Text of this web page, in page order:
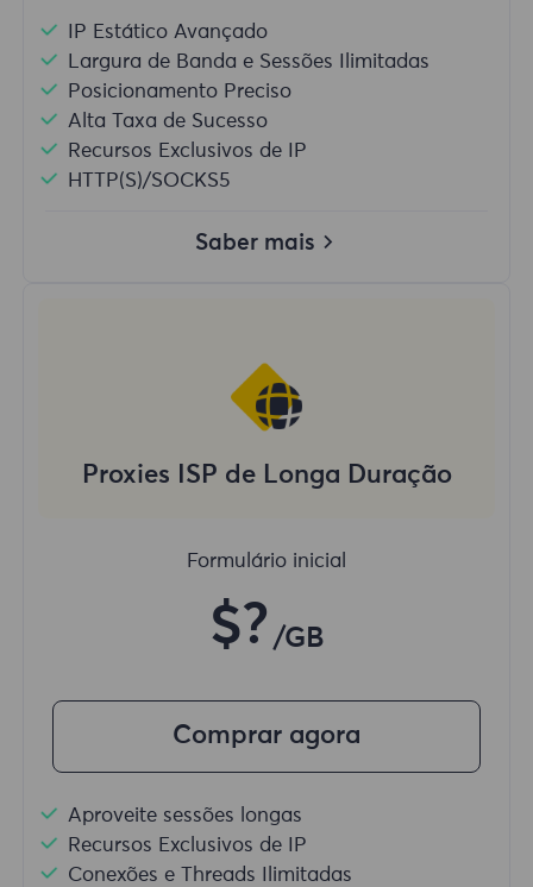
IP Estático Avançado
Largura de Banda e Sessões Ilimitadas
Posicionamento Preciso
Alta Taxa de Sucesso
Recursos Exclusivos de IP
HTTP(S)/SOCKS5
Saber mais
Proxies ISP de Longa Duração
Formulário inicial
$? /GB
Comprar agora
Aproveite sessões longas
Recursos Exclusivos de IP
Conexões e Threads Ilimitadas